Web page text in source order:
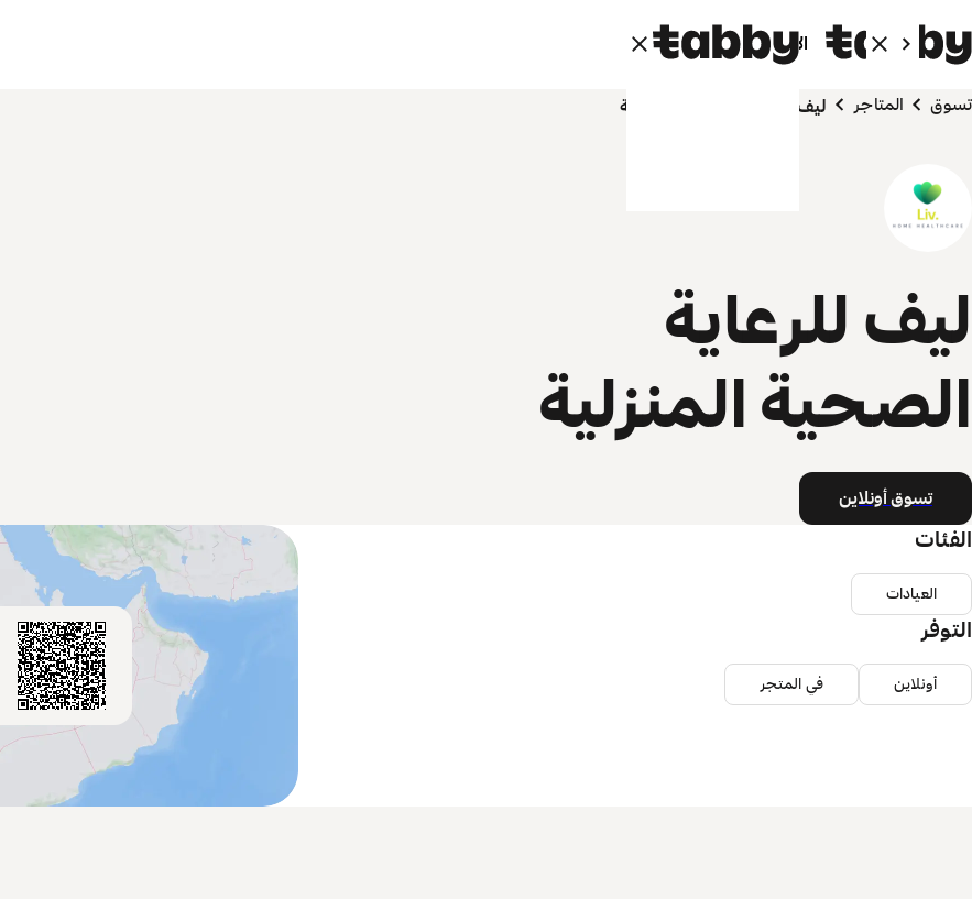
الأفراد الشركاء
تسوق المتاجر ليف للرعاية الصحية المنزلية
ليف للرعاية
الصحية المنزلية
تسوق أونلاين
الفئات
العيادات
التوفر
أونلاين في المتجر